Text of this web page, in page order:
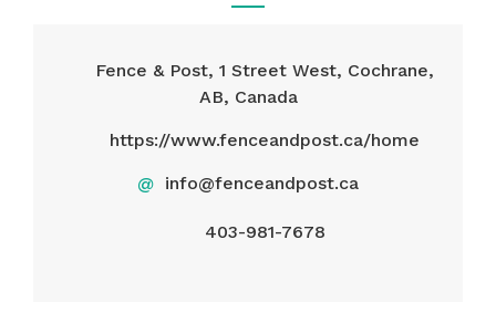
Fence & Post, 1 Street West, Cochrane,
AB, Canada
https://www.fenceandpost.ca/home
@ info@fenceandpost.ca
403-981-7678